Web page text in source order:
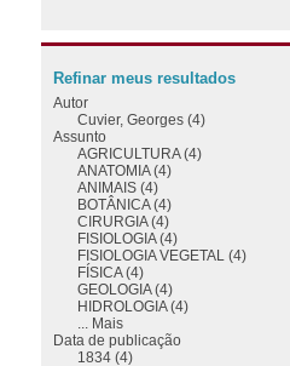
Refinar meus resultados
Autor
Cuvier, Georges (4)
Assunto
AGRICULTURA (4)
ANATOMIA (4)
ANIMAIS (4)
BOTÂNICA (4)
CIRURGIA (4)
FISIOLOGIA (4)
FISIOLOGIA VEGETAL (4)
FÍSICA (4)
GEOLOGIA (4)
HIDROLOGIA (4)
... Mais
Data de publicação
1834 (4)